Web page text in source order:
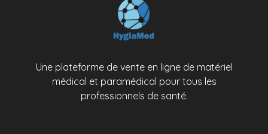
Une plateforme de vente en ligne de matériel
médical et paramédical pour tous les
professionnels de santé.